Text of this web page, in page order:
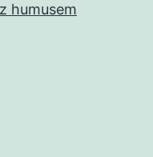
humusem